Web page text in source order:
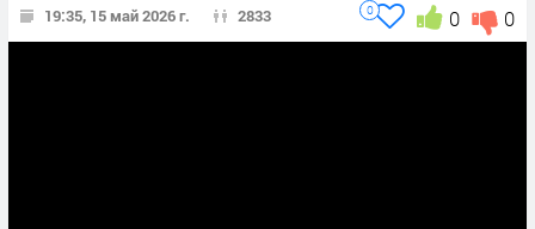
19:35, 15 май 2026 г. 2833 0
0
0